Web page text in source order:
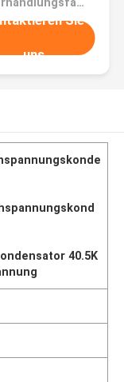
Preis：Verhandlungsfähig
Sie
uns
40.5K